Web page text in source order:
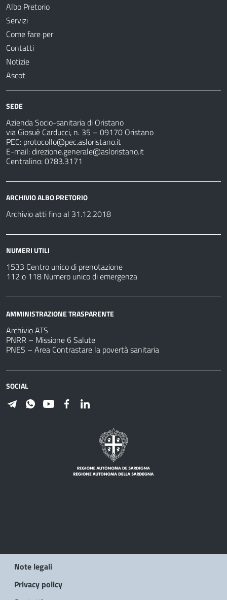
Albo Pretorio
Servizi
Come fare per
Contatti
Notizie
Ascot
SEDE
Azienda Socio-sanitaria di Oristano
via Giosuè Carducci, n. 35 – 09170 Oristano
PEC: protocollo@pec.asloristano.it
E-mail:direzione.generale@asloristano.it
Centralino: 0783.3171
ARCHIVIO ALBO PRETORIO
Archivio atti fino al 31.12.2018
NUMERI UTILI
1533 Centro unico di prenotazione
112 o 118 Numero unico di emergenza
AMMINISTRAZIONE TRASPARENTE
Archivio ATS
PNRR – Missione 6 Salute
PNES – Area Contrastare la povertà sanitaria
SOCIAL
Note legali
Privacy policy